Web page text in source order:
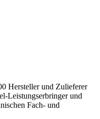
Hersteller und Zulieferer
Leistungserbringer und
Fach- und